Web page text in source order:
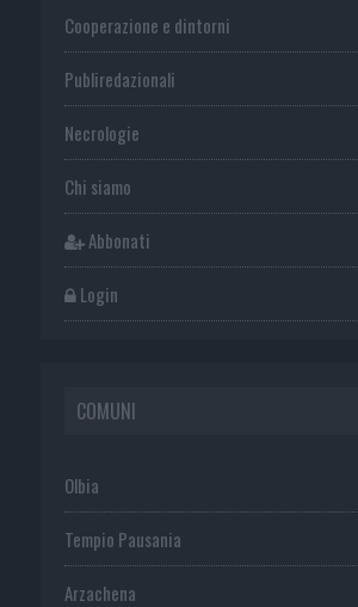
Cooperazione e dintorni
Publiredazionali
Necrologie
Chi siamo
Abbonati
Login
COMUNI
Olbia
Tempio Pausania
Arzachena